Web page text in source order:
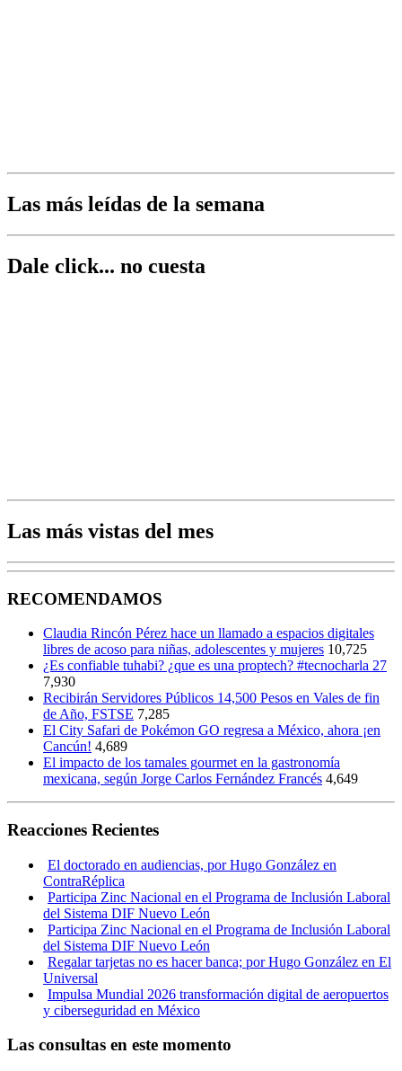
Las más leídas de la semana
Dale click... no cuesta
Las más vistas del mes
RECOMENDAMOS
Claudia Rincón Pérez hace un llamado a espacios digitales
libres de acoso para niñas, adolescentes y mujeres 10,725
¿Es confiable tuhabi? ¿que es una proptech? #tecnocharla 27
7,930
Recibirán Servidores Públicos 14,500 Pesos en Vales de fin
de Año, FSTSE 7,285
El City Safari de Pokémon GO regresa a México, ahora ¡en
Cancún! 4,689
El impacto de los tamales gourmet en la gastronomía
mexicana, según Jorge Carlos Fernández Francés 4,649
Reacciones Recientes
El doctorado en audiencias, por Hugo González en
ContraRéplica
Participa Zinc Nacional en el Programa de Inclusión Laboral
del Sistema DIF Nuevo León
Participa Zinc Nacional en el Programa de Inclusión Laboral
del Sistema DIF Nuevo León
Regalar tarjetas no es hacer banca; por Hugo González en El
Universal
Impulsa Mundial 2026 transformación digital de aeropuertos
y ciberseguridad en México
Las consultas en este momento